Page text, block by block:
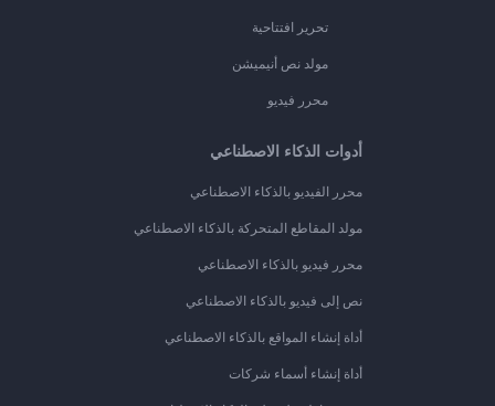
تحرير افتتاحية
مولد نص أنيميشن
محرر فيديو
أدوات الذكاء الاصطناعي
محرر الفيديو بالذكاء الاصطناعي
مولد المقاطع المتحركة بالذكاء الاصطناعي
محرر فيديو بالذكاء الاصطناعي
نص إلى فيديو بالذكاء الاصطناعي
أداة إنشاء المواقع بالذكاء الاصطناعي
أداة إنشاء أسماء شركات